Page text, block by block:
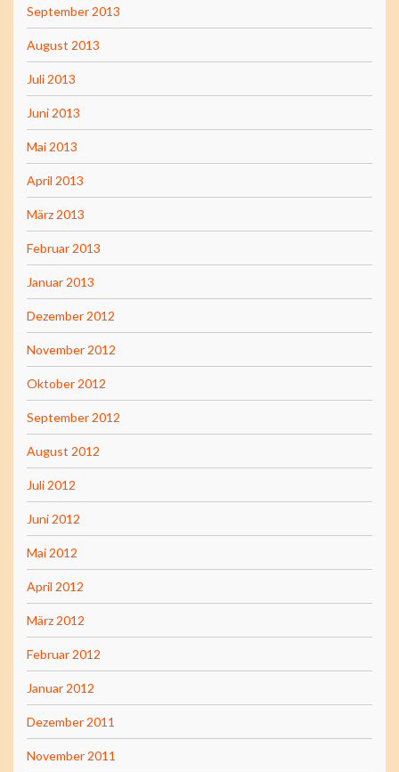
September 2013
August 2013
Juli 2013
Juni 2013
Mai 2013
April 2013
März 2013
Februar 2013
Januar 2013
Dezember 2012
November 2012
Oktober 2012
September 2012
August 2012
Juli 2012
Juni 2012
Mai 2012
April 2012
März 2012
Februar 2012
Januar 2012
Dezember 2011
November 2011